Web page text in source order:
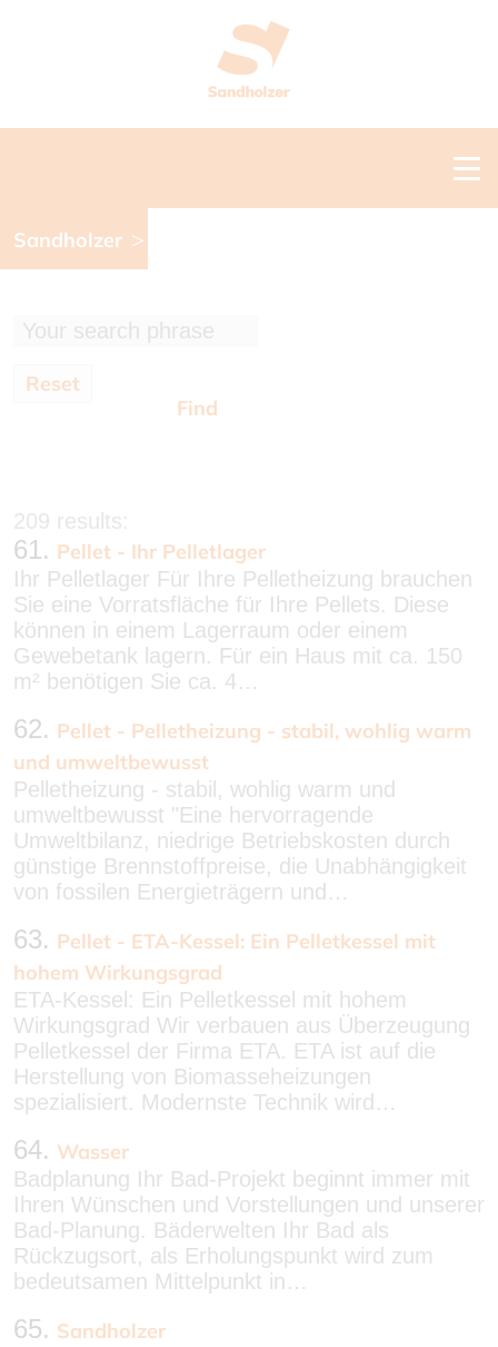
Sandholzer >
Reset
209 results:
61. Pellet - Ihr Pelletlager
Ihr Pelletlager Für Ihre Pelletheizung brauchen
Sie eine Vorratsfläche für Ihre Pellets. Diese
können in einem Lagerraum oder einem
Gewebetank lagern. Für ein Haus mit ca. 150
m² benötigen Sie ca. 4…
62. Pellet - Pelletheizung - stabil, wohlig warm
und umweltbewusst
Pelletheizung - stabil, wohlig warm und
umweltbewusst "Eine hervorragende
Umweltbilanz, niedrige Betriebskosten durch
günstige Brennstoffpreise, die Unabhängigkeit
von fossilen Energieträgern und…
63. Pellet - ETA-Kessel: Ein Pelletkessel mit
hohem Wirkungsgrad
ETA-Kessel: Ein Pelletkessel mit hohem
Wirkungsgrad Wir verbauen aus Überzeugung
Pelletkessel der Firma ETA. ETA ist auf die
Herstellung von Biomasseheizungen
spezialisiert. Modernste Technik wird…
64. Wasser
Badplanung Ihr Bad-Projekt beginnt immer mit
Ihren Wünschen und Vorstellungen und unserer
Bad-Planung. Bäderwelten Ihr Bad als
Rückzugsort, als Erholungspunkt wird zum
bedeutsamen Mittelpunkt in…
65. Sandholzer